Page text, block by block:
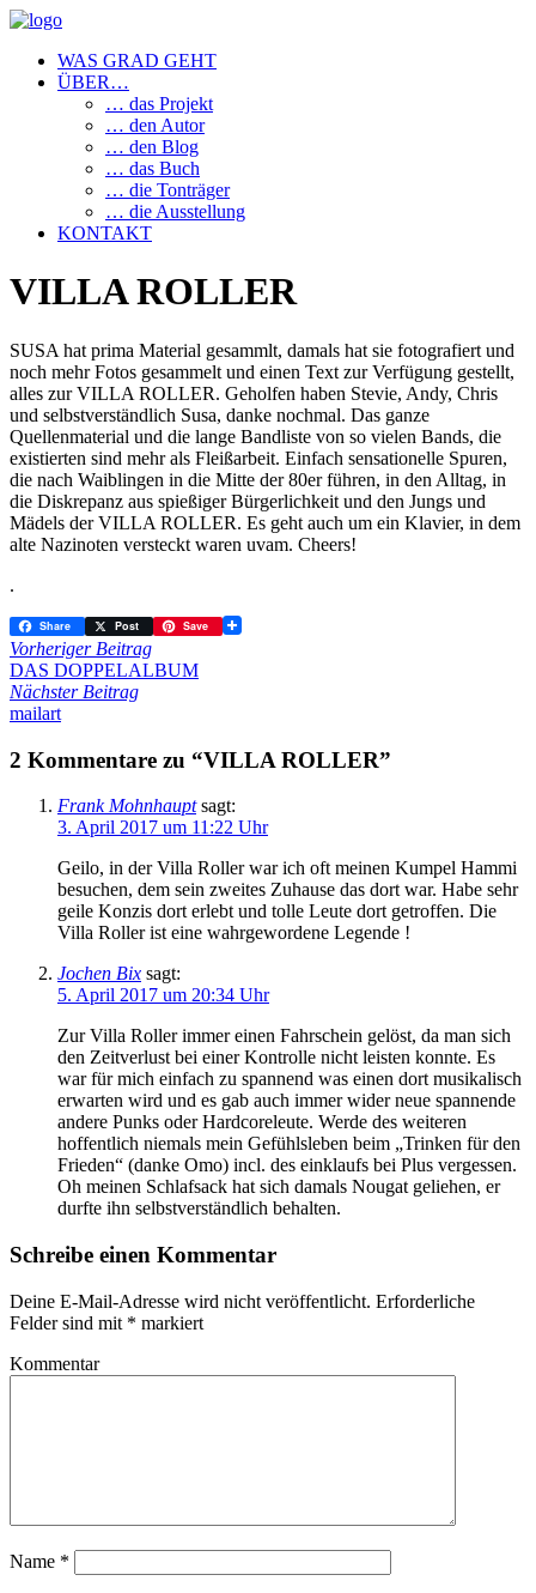
WAS GRAD GEHT
ÜBER…
… das Projekt
… den Autor
… den Blog
… das Buch
… die Tonträger
… die Ausstellung
KONTAKT
VILLA ROLLER
SUSA hat prima Material gesammlt, damals hat sie fotografiert und
noch mehr Fotos gesammelt und einen Text zur Verfügung gestellt,
alles zur VILLA ROLLER. Geholfen haben Stevie, Andy, Chris
und selbstverständlich Susa, danke nochmal. Das ganze
Quellenmaterial und die lange Bandliste von so vielen Bands, die
existierten sind mehr als Fleißarbeit. Einfach sensationelle Spuren,
die nach Waiblingen in die Mitte der 80er führen, in den Alltag, in
die Diskrepanz aus spießiger Bürgerlichkeit und den Jungs und
Mädels der VILLA ROLLER. Es geht auch um ein Klavier, in dem
alte Nazinoten versteckt waren uvam. Cheers!
.
Share Post Save
Vorheriger Beitrag
DAS DOPPELALBUM
Nächster Beitrag
mailart
2 Kommentare zu “VILLA ROLLER”
Frank Mohnhaupt sagt:
3. April 2017 um 11:22 Uhr
Geilo, in der Villa Roller war ich oft meinen Kumpel Hammi
besuchen, dem sein zweites Zuhause das dort war. Habe sehr
geile Konzis dort erlebt und tolle Leute dort getroffen. Die
Villa Roller ist eine wahrgewordene Legende !
Jochen Bix sagt:
5. April 2017 um 20:34 Uhr
Zur Villa Roller immer einen Fahrschein gelöst, da man sich
den Zeitverlust bei einer Kontrolle nicht leisten konnte. Es
war für mich einfach zu spannend was einen dort musikalisch
erwarten wird und es gab auch immer wider neue spannende
andere Punks oder Hardcoreleute. Werde des weiteren
hoffentlich niemals mein Gefühlsleben beim „Trinken für den
Frieden“ (danke Omo) incl. des einklaufs bei Plus vergessen.
Oh meinen Schlafsack hat sich damals Nougat geliehen, er
durfte ihn selbstverständlich behalten.
Schreibe einen Kommentar
Deine E-Mail-Adresse wird nicht veröffentlicht. Erforderliche
Felder sind mit * markiert
Kommentar
Name *